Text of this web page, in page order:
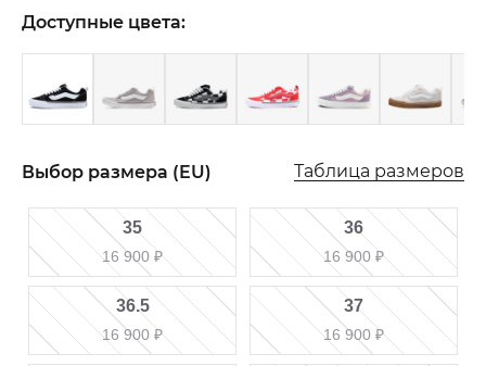
Доступные цвета:
Выбор размера (EU) Таблица размеров
35
16 900 ₽
36
16 900 ₽
36.5
16 900 ₽
37
16 900 ₽